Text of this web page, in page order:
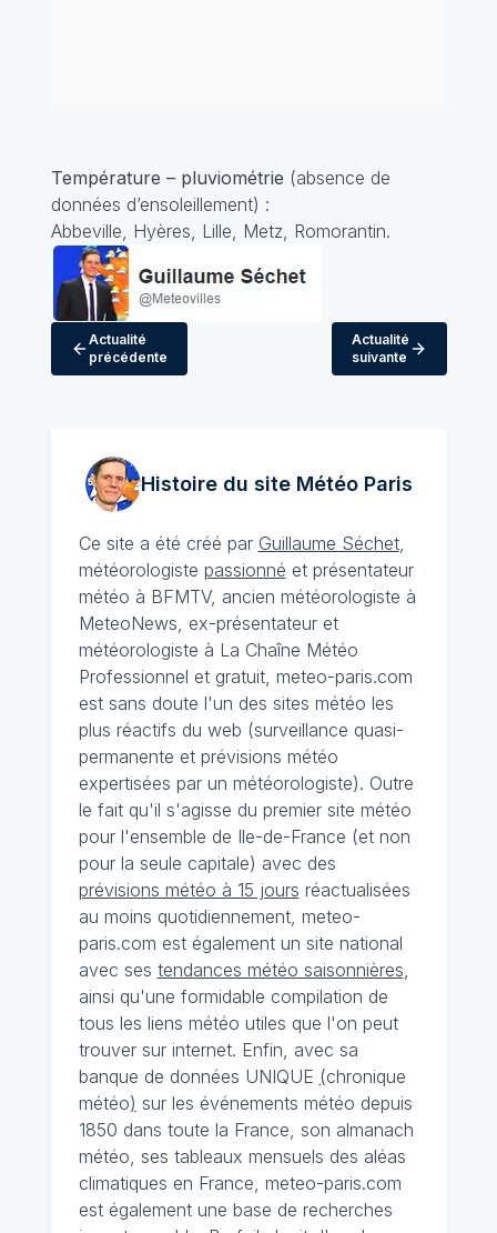
Température – pluviométrie (absence de
données d’ensoleillement) :
Abbeville, Hyères, Lille, Metz, Romorantin.
Actualité
précédente
Actualité
suivante
Histoire du site MétéoParis
Ce site a été créé par Guillaume Séchet,
météorologiste passionné et présentateur
météo à BFMTV, ancien météorologiste à
MeteoNews, ex-présentateur et
météorologiste à La Chaîne Météo
Professionnel et gratuit, meteo-paris.com
est sans doute l'un des sites météo les
plus réactifs du web (surveillance quasi-
permanente et prévisions météo
expertisées par un météorologiste). Outre
le fait qu'il s'agisse du premier site météo
pour l'ensemble de Ile-de-France (et non
pour la seule capitale) avec des
prévisions météo à 15 jours réactualisées
au moins quotidiennement, meteo-
paris.com est également un site national
avec ses tendances météo saisonnières,
ainsi qu'une formidable compilation de
tous les liens météo utiles que l'on peut
trouver sur internet. Enfin, avec sa
banque de données UNIQUE (chronique
météo) sur les événements météo depuis
1850 dans toute la France, son almanach
météo, ses tableaux mensuels des aléas
climatiques en France, meteo-paris.com
est également une base de recherches